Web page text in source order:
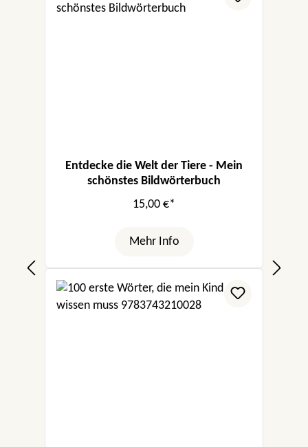
Entdecke die Welt der Tiere - Mein
schönstes Bildwörterbuch
15,00 €*
Mehr Info